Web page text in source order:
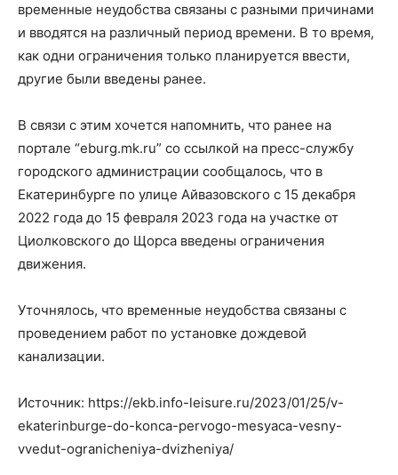
временные неудобства связаны с разными причинами
и вводятся на различный период времени. В то время,
как одни ограничения только планируется ввести,
другие были введены ранее.
В связи с этим хочется напомнить, что ранее на
портале “eburg.mk.ru” со ссылкой на пресс-службу
городского администрации сообщалось, что в
Екатеринбурге по улице Айвазовского с 15 декабря
2022 года до 15 февраля 2023 года на участке от
Циолковского до Щорса введены ограничения
движения.
Уточнялось, что временные неудобства связаны с
проведением работ по установке дождевой
канализации.
Источник: https://ekb.info-leisure.ru/2023/01/25/v-
ekaterinburge-do-konca-pervogo-mesyaca-vesny-
vvedut-ogranicheniya-dvizheniya/